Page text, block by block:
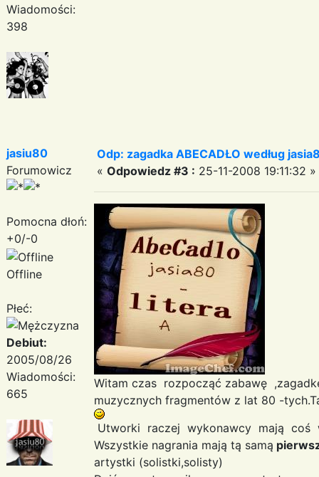
Wiadomości:
398
jasiu80
Forumowicz
Pomocna dłoń:
+0/-0
Offline
Płeć:
Debiut:
2005/08/26
Wiadomości:
665
Odp: zagadka ABECADŁO według
« Odpowiedz #3 : 25-11-2008 19:11:32 »
Witam czas rozpocząć zabawę
muzycznych fragmentów z lat 80 -
Utworki raczej wykonawcy mają coś
Wszystkie nagrania mają tą samą
artystki (solistki,solisty)